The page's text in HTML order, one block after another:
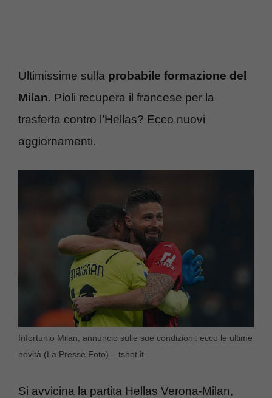
Ultimissime sulla probabile formazione del
Milan. Pioli recupera il francese per la
trasferta contro l’Hellas? Ecco nuovi
aggiornamenti.
Infortunio Milan, annuncio sulle sue condizioni: ecco le ultime
novità (La Presse Foto) – tshot.it
Si avvicina la partita Hellas Verona-Milan,